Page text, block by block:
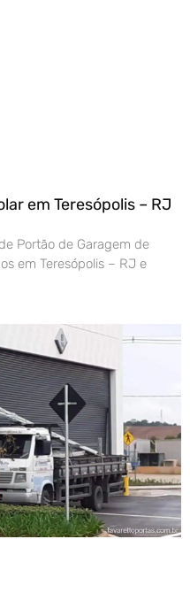
em Teresópolis – RJ
Portão de Garagem de
em Teresópolis – RJ e